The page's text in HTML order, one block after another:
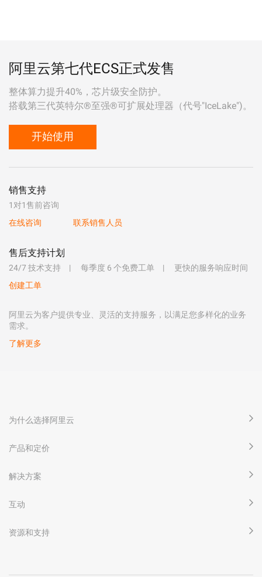
阿里云第七代ECS正式发售
整体算力提升40%，芯片级安全防护。
搭载第三代英特尔®至强®可扩展处理器（代号"IceLake")。
开始使用
销售支持
1对1售前咨询
在线咨询
联系销售人员
售后支持计划
24/7 技术支持 每季度 6 个免费工单
更快的服务响应时间
创建工单
阿里云为客户提供专业、灵活的支持服务，以满足您多样化的业务
需求。
了解更多
为什么选择阿里云
产品和定价
解决方案
互动
资源和支持